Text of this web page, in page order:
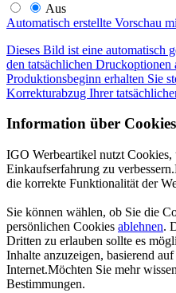
Aus
Automatisch erstellte Vorschau
Dieses Bild ist eine automatisch
den tatsächlichen Druckoptionen
Produktionsbeginn erhalten Sie
Korrekturabzug Ihrer
Information über Cookies
IGO Werbeartikel nutzt Cookies,
Einkaufserfahrung zu
die korrekte Funktionalität der
Sie können wählen, ob Sie die
persönlichen Cookies ablehnen.
Dritten zu erlauben sollte es
Inhalte anzuzeigen, basierend
Internet.Möchten Sie mehr
Bestimmungen.